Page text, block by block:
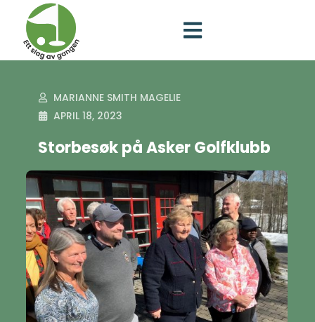
MARIANNE SMITH MAGELIE
APRIL 18, 2023
Storbesøk på Asker Golfklubb